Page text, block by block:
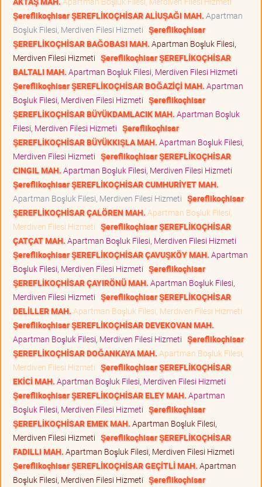
Şereflikoçhisar ŞEREFLİKOÇHİSAR ALİUŞAĞI MAH. Apartman
Boşluk Filesi, Merdiven Filesi Hizmeti Şereflikoçhisar
ŞEREFLİKOÇHİSAR BAĞOBASI MAH. Apartman Boşluk Filesi,
Merdiven Filesi Hizmeti Şereflikoçhisar ŞEREFLİKOÇHİSAR
BALTALI MAH. Apartman Boşluk Filesi, Merdiven Filesi Hizmeti
Şereflikoçhisar ŞEREFLİKOÇHİSAR BOĞAZİÇİ MAH. Apartman
Boşluk Filesi, Merdiven Filesi Hizmeti Şereflikoçhisar
ŞEREFLİKOÇHİSAR BÜYÜKDAMLACIK MAH. Apartman Boşluk
Filesi, Merdiven Filesi Hizmeti Şereflikoçhisar
ŞEREFLİKOÇHİSAR BÜYÜKKIŞLA MAH. Apartman Boşluk Filesi,
Merdiven Filesi Hizmeti Şereflikoçhisar ŞEREFLİKOÇHİSAR
CINGIL MAH. Apartman Boşluk Filesi, Merdiven Filesi Hizmeti
Şereflikoçhisar ŞEREFLİKOÇHİSAR CUMHURİYET MAH.
Apartman Boşluk Filesi, Merdiven Filesi Hizmeti Şereflikoçhisar
ŞEREFLİKOÇHİSAR ÇALÖREN MAH. Apartman Boşluk Filesi,
Merdiven Filesi Hizmeti Şereflikoçhisar ŞEREFLİKOÇHİSAR
ÇATÇAT MAH. Apartman Boşluk Filesi, Merdiven Filesi Hizmeti
Şereflikoçhisar ŞEREFLİKOÇHİSAR ÇAVUŞKÖY MAH. Apartman
Boşluk Filesi, Merdiven Filesi Hizmeti Şereflikoçhisar
ŞEREFLİKOÇHİSAR ÇAYIRÖNÜ MAH. Apartman Boşluk Filesi,
Merdiven Filesi Hizmeti Şereflikoçhisar ŞEREFLİKOÇHİSAR
DELİLLER MAH. Apartman Boşluk Filesi, Merdiven Filesi Hizmeti
Şereflikoçhisar ŞEREFLİKOÇHİSAR DEVEKOVAN MAH.
Apartman Boşluk Filesi, Merdiven Filesi Hizmeti Şereflikoçhisar
ŞEREFLİKOÇHİSAR DOĞANKAYA MAH. Apartman Boşluk Filesi,
Merdiven Filesi Hizmeti Şereflikoçhisar ŞEREFLİKOÇHİSAR
EKİCİ MAH. Apartman Boşluk Filesi, Merdiven Filesi Hizmeti
Şereflikoçhisar ŞEREFLİKOÇHİSAR ELEY MAH. Apartman
Boşluk Filesi, Merdiven Filesi Hizmeti Şereflikoçhisar
ŞEREFLİKOÇHİSAR EMEK MAH. Apartman Boşluk Filesi,
Merdiven Filesi Hizmeti Şereflikoçhisar ŞEREFLİKOÇHİSAR
FADILLI MAH. Apartman Boşluk Filesi, Merdiven Filesi Hizmeti
Şereflikoçhisar ŞEREFLİKOÇHİSAR GEÇİTLİ MAH. Apartman
Boşluk Filesi, Merdiven Filesi Hizmeti Şereflikoçhisar